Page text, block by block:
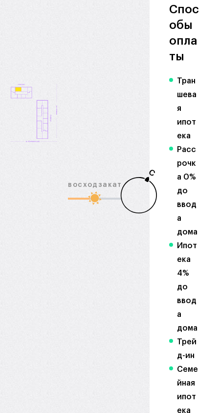
восход закат
С
Спос
обы
опла
ты
Тран
шева
я
ипот
ека
Расс
рочк
а 0%
до
ввод
а
дома
Ипот
ека
4%
до
ввод
а
дома
Трей
д-ин
Семе
йная
ипот
ека